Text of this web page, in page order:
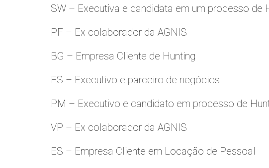
SW – Executiva e candidata em um processo de
PF – Ex colaborador da AGNIS
BG – Empresa Cliente de Hunting
FS – Executivo e parceiro de negócios.
PM – Executivo e candidato em processo de
VP – Ex colaborador da AGNIS
ES – Empresa Cliente em Locação de Pessoal